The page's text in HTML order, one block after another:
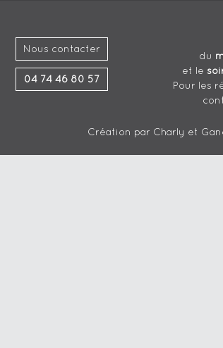
Nous contacter
04 74 46 80 57
du
et le
Pour les
Création par Charly et